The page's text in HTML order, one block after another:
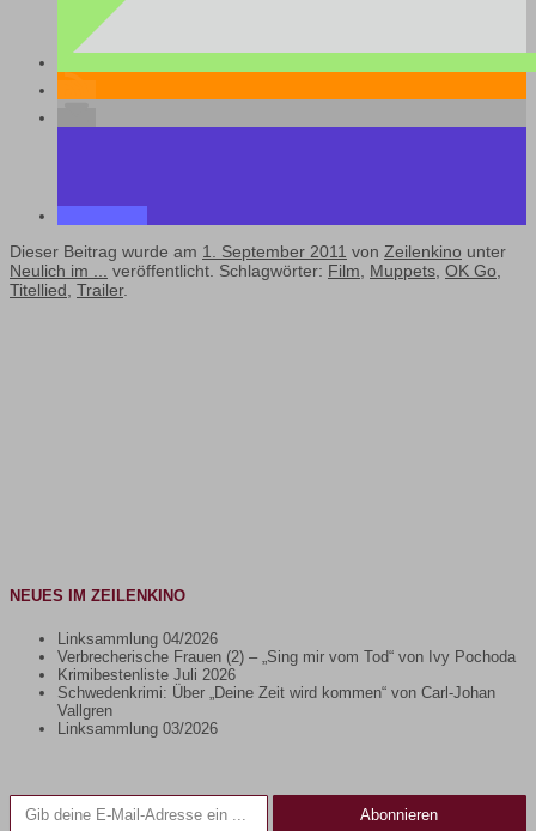
Dieser Beitrag wurde am 1. September 2011 von Zeilenkino unter
Neulich im ... veröffentlicht. Schlagwörter: Film, Muppets, OK Go,
Titellied, Trailer.
NEUES IM ZEILENKINO
Linksammlung 04/2026
Verbrecherische Frauen (2) – „Sing mir vom Tod“ von Ivy Pochoda
Krimibestenliste Juli 2026
Schwedenkrimi: Über „Deine Zeit wird kommen“ von Carl-Johan
Vallgren
Linksammlung 03/2026
Gib deine E-Mail-Adresse ein ...
Abonnieren